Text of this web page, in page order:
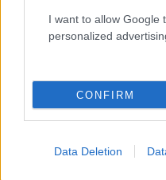
I want to allow Google
personalized
CONFIRM
Data Deletion
οδηγός μηχανής